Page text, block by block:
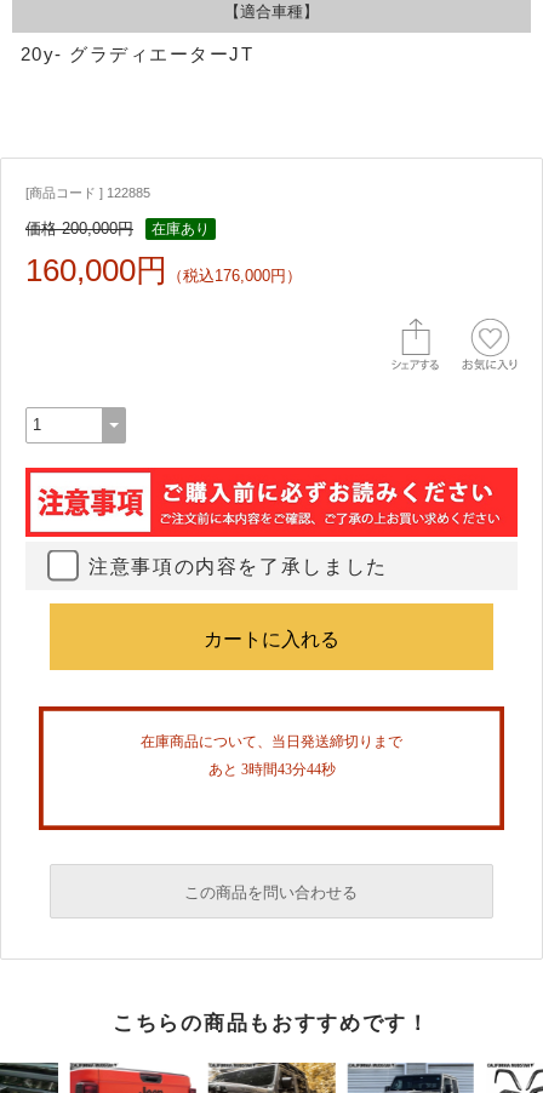
【適合車種】
20y- グラディエーターJT
[商品コード ] 122885
価格 200,000円 在庫あり
160,000円 （税込176,000円）
注意事項の内容を了承しました
在庫商品について、当日発送締切りまで
あと 3時間43分43秒
この商品を問い合わせる
必須
こちらの商品もおすすめです！